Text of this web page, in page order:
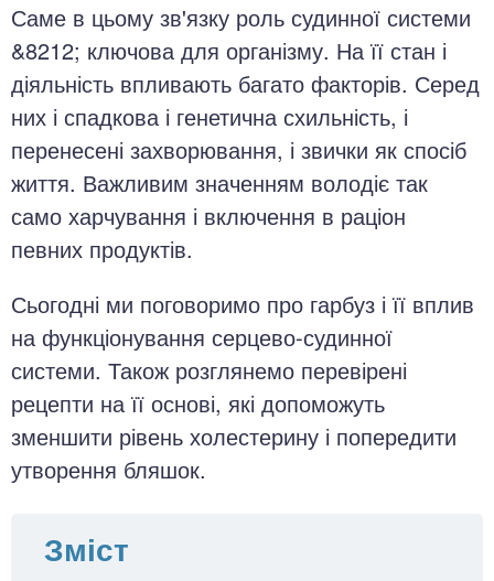
Саме в цьому зв'язку роль судинної системи
&8212; ключова для організму. На її стан і
діяльність впливають багато факторів. Серед
них і спадкова і генетична схильність, і
перенесені захворювання, і звички як спосіб
життя. Важливим значенням володіє так
само харчування і включення в раціон
певних продуктів.
Сьогодні ми поговоримо про гарбуз і її вплив
на функціонування серцево-судинної
системи. Також розглянемо перевірені
рецепти на її основі, які допоможуть
зменшити рівень холестерину і попередити
утворення бляшок.
Зміст